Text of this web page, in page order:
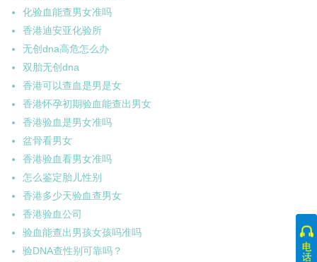
化验血能查男女准吗
香港迪安亚化验所
无创dna高危怎么办
双胎无创dna
香港可以查血是男是女
香港怀孕初期验血能查出男女
香港验血是男女准吗
盆骨看男女
香港验血看男女准吗
怎么鉴定胎儿性别
香港多少天验血查男女
香港验血公司
验血能查出男孩女孩吗准吗
验DNA查性别可靠吗？